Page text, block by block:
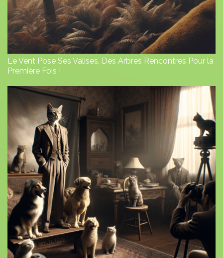
Le Vent Pose Ses Valises, Des Arbres Rencontres Pour la
Première Fois !